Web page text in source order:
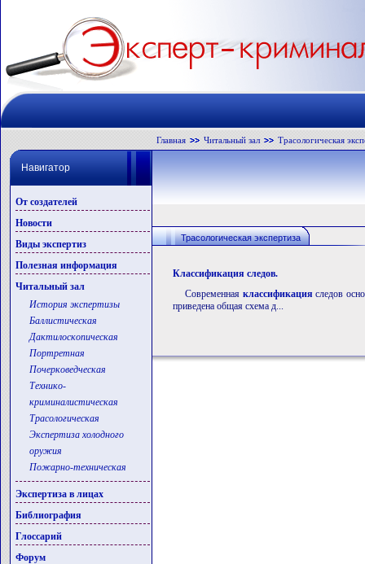
Главная Читальный зал Трасологическая
Навигатор
От создателей
Новости
Виды экспертиз
Полезная информация
Читальный зал
История экспертизы
Баллистическая
Дактилоскопическая
Портретная
Почерковедческая
Технико-
криминалистическая
Трасологическая
Экспертиза холодного
оружия
Пожарно-техническая
Экспертиза в лицах
Библиография
Глоссарий
Форум
Трасологическая экспертиза
Классификация следов.
Современная классификация следов
приведена общая схема д...